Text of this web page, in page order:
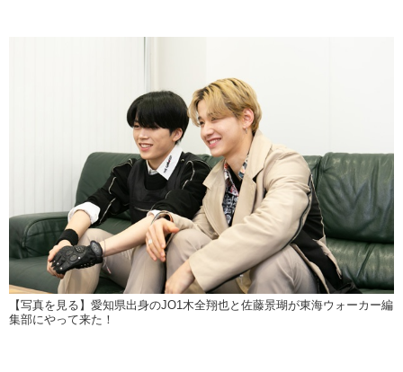
【写真を見る】愛知県出身のJO1木全翔也と佐藤景瑚が東海ウォーカー編
集部にやって来た！